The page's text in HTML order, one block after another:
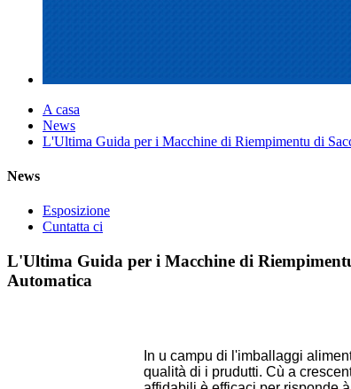
A casa
News
L'Ultima Guida per i Macchine di Riempimentu di
News
Esposizione
Cuntatta ci
L'Ultima Guida per i Macchine di
Automatica
In u campu di l'imballaggi
qualità di i prudutti. Cù a